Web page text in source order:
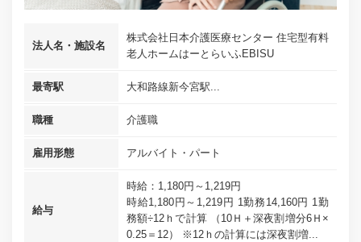
法人名・施設名
株式会社日本介護医療センター 住宅型有料
老人ホームはーとらいふEBISU
最寄駅 大和路線新今宮駅...
職種 介護職
雇用形態 アルバイト・パート
給与
時給：1,180円～1,219円
時給1,180円～1,219円 1勤務14,160円 1勤
務額÷12ｈで計算 （10Ｈ＋深夜割増分6Ｈ×
0.25＝12） ※12ｈの計算には深夜割増...